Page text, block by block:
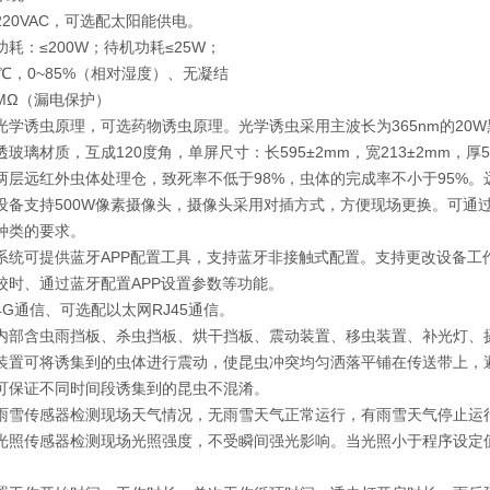
，可选配太阳能供电。
耗：≤200W；待机功耗≤25W；
，0~85%（相对湿度）、无凝结
（漏电保护）
学诱虫原理，可选药物诱虫原理。光学诱虫采用主波长为365nm的
玻璃材质，互成120度角，单屏尺寸：长595±2mm，宽213±2mm，厚
层远红外虫体处理仓，致死率不低于98%，虫体的完成率不小于95%
备支持500W像素摄像头，摄像头采用对插方式，方便现场更换。可
的要求。
统可提供蓝牙APP配置工具，支持蓝牙非接触式配置。支持更改设备
、通过蓝牙配置APP设置参数等功能。
通信、可选配以太网RJ45通信。
部含虫雨挡板、杀虫挡板、烘干挡板、震动装置、移虫装置、补光灯
置可将诱集到的虫体进行震动，使昆虫冲突均匀洒落平铺在传送带上
保证不同时间段诱集到的昆虫不混淆。
雪传感器检测现场天气情况，无雨雪天气正常运行，有雨雪天气停止
照传感器检测现场光照强度，不受瞬间强光影响。当光照小于程序设